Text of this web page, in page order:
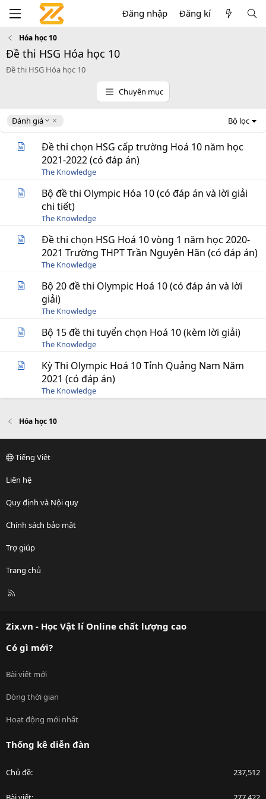
Đăng nhập Đăng kí
Hóa học 10
Đề thi HSG Hóa học 10
Đề thi HSG Hóa học 10
Chuyên mục
Đánh giá
D
e
Bộ lọc
Đề thi chọn HSG cấp trường Hoá 10 năm học
2021-2022 (có đáp án)
The Knowledge
Bộ đề thi Olympic Hóa 10 (có đáp án và lời giải
chi tiết)
The Knowledge
Đề thi chọn HSG Hoá 10 vòng 1 năm học 2020-
2021 Trường THPT Trần Nguyên Hãn (có đáp án)
The Knowledge
Bộ 20 đề thi Olympic Hoá 10 (có đáp án và lời
giải)
The Knowledge
Bộ 15 đề thi tuyển chọn Hoá 10 (kèm lời giải)
The Knowledge
Kỳ Thi Olympic Hoá 10 Tỉnh Quảng Nam Năm
2021 (có đáp án)
The Knowledge
Hóa học 10
Tiếng Việt
Liên hệ
Quy định và Nội quy
Chính sách bảo mật
Trợ giúp
Trang chủ
R
Zix.vn - Học Vật lí Online chất lượng cao
Có gì mới?
Bài viết mới
Dòng thời gian
Hoạt động mới nhất
Thống kê diễn đàn
Chủ đề 237,512